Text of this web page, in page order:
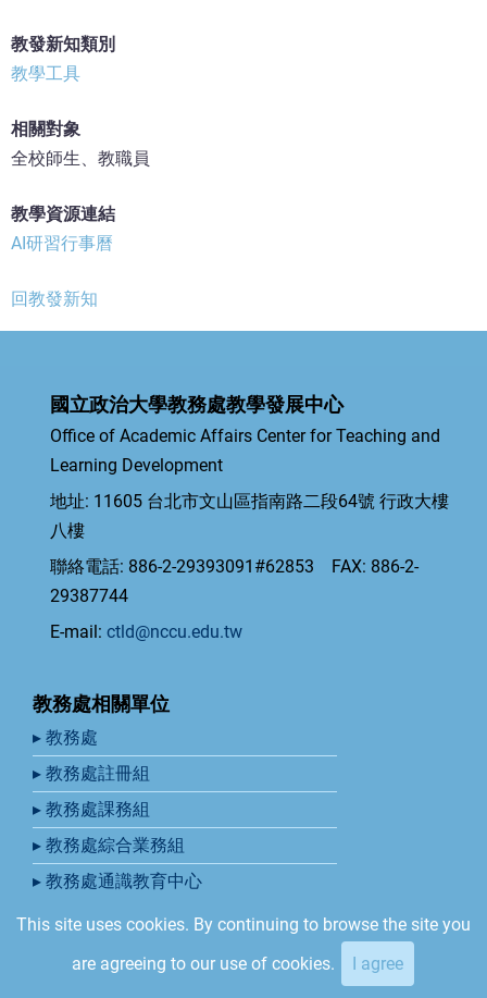
教發新知類別
教學工具
相關對象
全校師生、教職員
教學資源連結
AI研習行事曆
回教發新知
國立政治大學教務處教學發展中心
Office of Academic Affairs Center for Teaching and
Learning Development
地址: 11605 台北市文山區指南路二段64號 行政大樓
八樓
聯絡電話: 886-2-29393091#62853 FAX: 886-2-
29387744
E-mail: ctld@nccu.edu.tw
教務處相關單位
▸ 教務處
▸ 教務處註冊組
▸ 教務處課務組
▸ 教務處綜合業務組
▸ 教務處通識教育中心
© 2026 國立政治大學教學發展中心, All rights reserved.
Developed by Ribosome
This site uses cookies. By continuing to browse the site you
are agreeing to our use of cookies.
I agree